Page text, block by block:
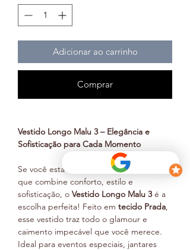
Adicionar ao carrinho
Comprar
Vestido Longo Malu 3 – Elegância e
Sofisticação para Cada Momento
Se você está em busca de um vestido
que combine conforto, estilo e
sofisticação, o Vestido Longo Malu 3é a
escolha perfeita! Feito em tecido Prada,
esse vestido traz todo o glamour e
caimento impecável que você merece.
Ideal para eventos especiais, jantares